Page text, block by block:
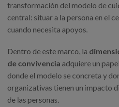
transformación del modelo de
central: situar a la persona en el
cuando necesita apoyos.
Dentro de este marco, la
de convivencia adquiere un
donde el modelo se concreta y
organizativas tienen un impacto
de las personas.